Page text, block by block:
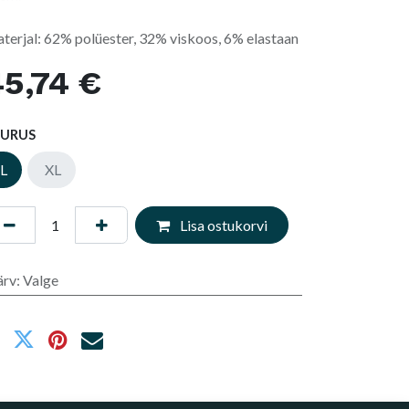
62% polüester, 32% viskoos, 6% elastaan
€
L XL
Lisa ostukorvi
: Valge